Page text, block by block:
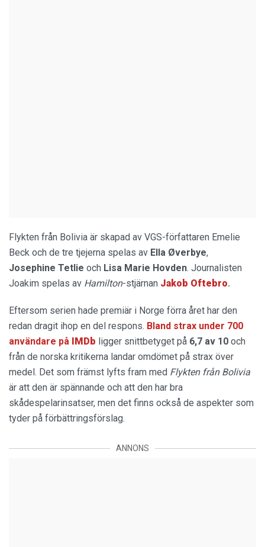
Flykten från Bolivia är skapad av VGS-författaren Emelie
Beck och de tre tjejerna spelas av Ella Øverbye,
Josephine Tetlie och Lisa Marie Hovden. Journalisten
Joakim spelas av Hamilton-stjärnan Jakob Oftebro.
Eftersom serien hade premiär i Norge förra året har den
redan dragit ihop en del respons. Bland strax under 700
användare på
IMDb ligger snittbetyget på 6,7 av 10 och
från de norska kritikerna landar omdömet på strax över
medel. Det som främst lyfts fram med Flykten från Bolivia
är att den är spännande och att den har bra
skådespelarinsatser, men det finns också de aspekter som
tyder på förbättringsförslag.
ANNONS